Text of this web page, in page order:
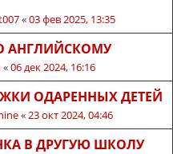
«03 фев 2025, 13:35
АНГЛИЙСКОМУ
«06 дек 2024, 16:16
ОДАРЕННЫХ ДЕТЕЙ
« 23 окт 2024, 04:46
В ДРУГУЮ ШКОЛУ